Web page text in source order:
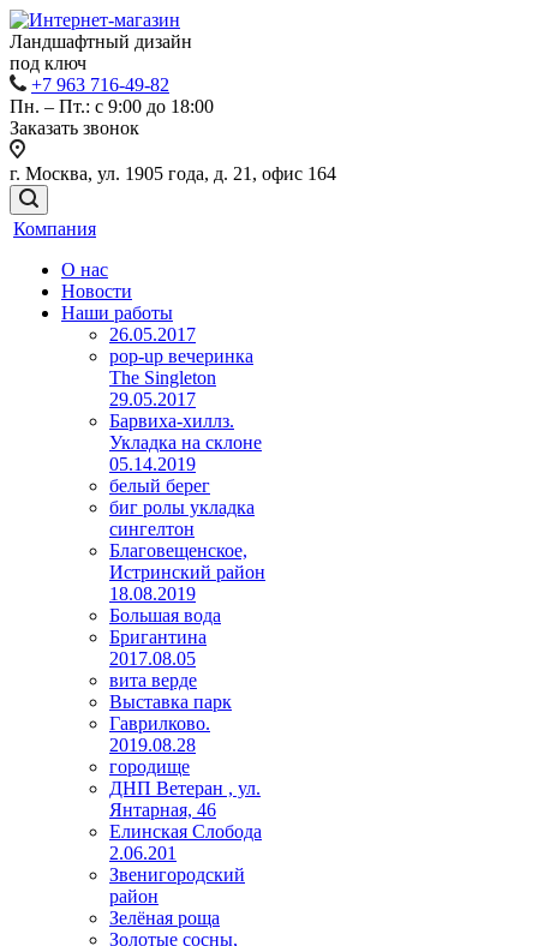
Ландшафтный дизайн
под ключ
+7 963 716-49-82
Пн. – Пт.: с 9:00 до 18:00
Заказать звонок
г. Москва, ул. 1905 года, д. 21, офис 164
Компания
О нас
Новости
Наши работы
26.05.2017
pop-up вечеринка
The Singleton
29.05.2017
Барвиха-хиллз.
Укладка на склоне
05.14.2019
белый берег
биг ролы укладка
сингелтон
Благовещенское,
Истринский район
18.08.2019
Большая вода
Бригантина
2017.08.05
вита верде
Выставка парк
Гаврилково.
2019.08.28
городище
ДНП Ветеран , ул.
Янтарная, 46
Елинская Слобода
2.06.201
Звенигородский
район
Зелёная роща
Золотые сосны,